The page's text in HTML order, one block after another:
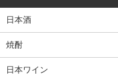
日本酒
焼酎
日本ワイン